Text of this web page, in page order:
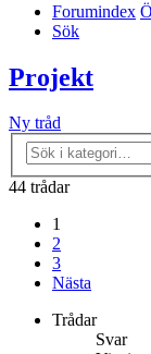
Forumindex
Sök
Projekt
Ny tråd
44 trådar
1
2
3
Nästa
Trådar
Svar